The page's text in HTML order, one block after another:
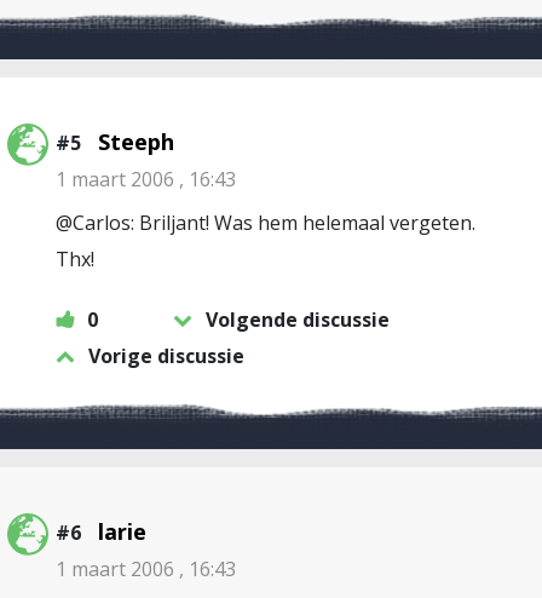
#5 Steeph
1 maart 2006 , 16:43
@Carlos: Briljant! Was hem helemaal vergeten.
Thx!
0
Volgende discussie
Vorige discussie
#6 larie
1 maart 2006 , 16:43